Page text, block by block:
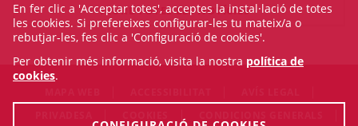
VEURE TOTES LES NOTÍCIES
En fer clic a 'Acceptar totes', acceptes la instal·lació de totes
les cookies. Si prefereixes configurar-les tu mateix/a o
rebutjar-les, fes clic a 'Configuració de cookies'.
Per obtenir més informació, visita la nostra política de
cookies.